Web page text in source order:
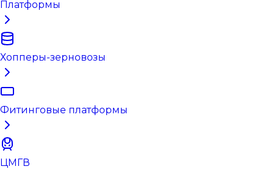
Платформы
Хопперы-зерновозы
Фитинговые платформы
ЦМГВ